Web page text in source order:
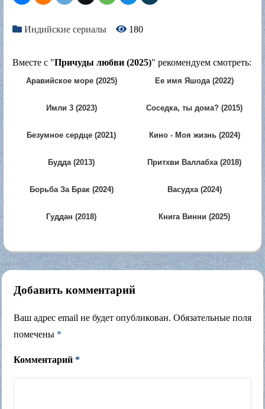
Индийские сериалы 180
Вместе с "Причуды любви (2025)" рекомендуем смотреть:
Аравийское море (2025) Ее имя Яшода (2022)
Имли 3 (2023) Соседка, ты дома? (2015)
Безумное сердце (2021) Кино - Моя жизнь (2024)
Будда (2013) Притхви Валлабха (2018)
Борьба За Брак (2024) Васудха (2024)
Гуддан (2018) Книга Винни (2025)
Добавить комментарий
Ваш адрес email не будет опубликован. Обязательные поля
помечены *
Комментарий *